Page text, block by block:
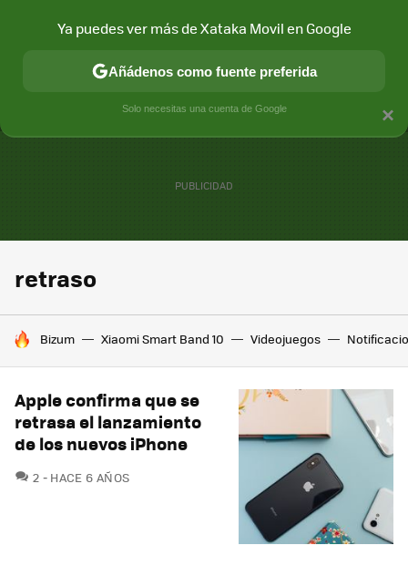
MÓVIL Y SOCIEDAD APLICACIONES
retraso
HOY SE HABLA DE
Bizum Xiaomi Smart Band 10 Videojuegos
Apple confirma que se
retrasa el lanzamiento
de los nuevos iPhone
2 COMENTARIOS
HACE 6 AÑOS
×
Ya puedes ver más de Xataka Movil en Google
Añádenos como fuente preferida
Solo necesitas una cuenta de Google